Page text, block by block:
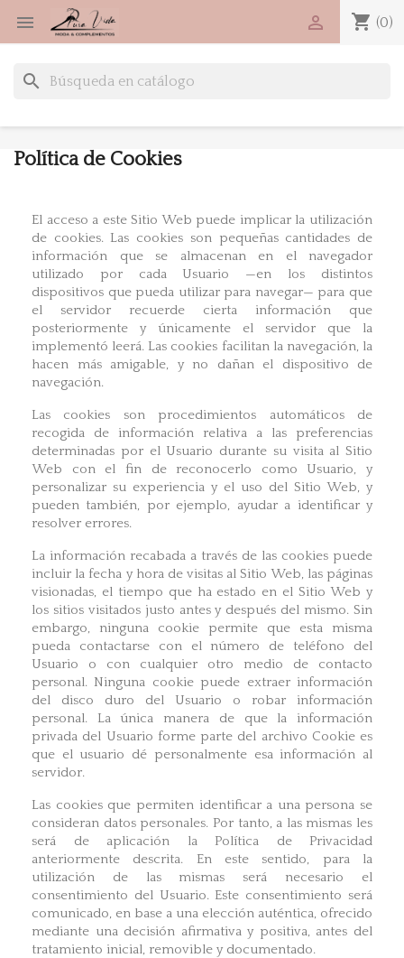
 shopping_cart (0)

search
Política de Cookies
El acceso a este Sitio Web puede implicar la utilización
de cookies. Las cookies son pequeñas cantidades de
información que se almacenan en el navegador
utilizado por cada Usuario —en los distintos
dispositivos que pueda utilizar para navegar— para que
el servidor recuerde cierta información que
posteriormente y únicamente el servidor que la
implementó leerá. Las cookies facilitan la navegación, la
hacen más amigable, y no dañan el dispositivo de
navegación.
Las cookies son procedimientos automáticos de
recogida de información relativa a las preferencias
determinadas por el Usuario durante su visita al Sitio
Web con el fin de reconocerlo como Usuario, y
personalizar su experiencia y el uso del Sitio Web, y
pueden también, por ejemplo, ayudar a identificar y
resolver errores.
La información recabada a través de las cookies puede
incluir la fecha y hora de visitas al Sitio Web, las páginas
visionadas, el tiempo que ha estado en el Sitio Web y
los sitios visitados justo antes y después del mismo. Sin
embargo, ninguna cookie permite que esta misma
pueda contactarse con el número de teléfono del
Usuario o con cualquier otro medio de contacto
personal. Ninguna cookie puede extraer información
del disco duro del Usuario o robar información
personal. La única manera de que la información
privada del Usuario forme parte del archivo Cookie es
que el usuario dé personalmente esa información al
servidor.
Las cookies que permiten identificar a una persona se
consideran datos personales. Por tanto, a las mismas les
será de aplicación la Política de Privacidad
anteriormente descrita. En este sentido, para la
utilización de las mismas será necesario el
consentimiento del Usuario. Este consentimiento será
comunicado, en base a una elección auténtica, ofrecido
mediante una decisión afirmativa y positiva, antes del
tratamiento inicial, removible y documentado.